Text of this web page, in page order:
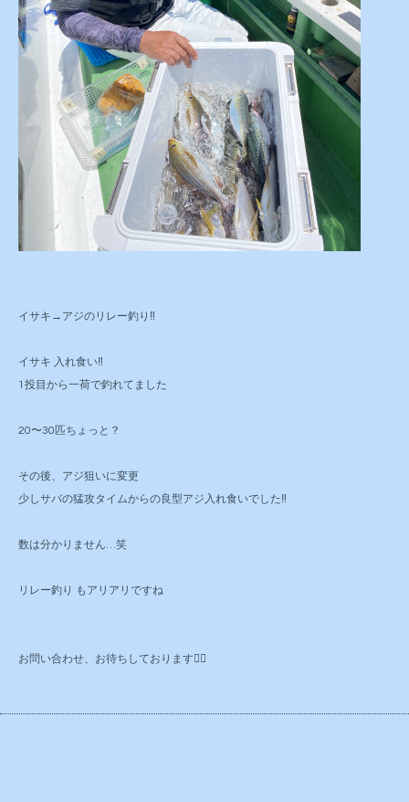
イサキ→アジのリレー釣り‼️
イサキ 入れ食い‼️
1投目から一荷で釣れてました
20〜30匹ちょっと？
その後、アジ狙いに変更
少しサバの猛攻タイムからの良型アジ入れ食いでした‼️
数は分かりません…笑
リレー釣り もアリアリですね
お問い合わせ、お待ちしております🙇‍♂️